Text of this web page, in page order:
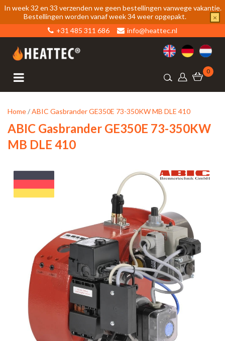
In week 32 en 33 verzenden we geen bestellingen vanwege vakantie.
Bestellingen worden vanaf week 34 weer opgepakt.
×
+31 485 311 686
info@heattec.nl
0
Home/ABIC Gasbrander GE350E 73-350KW MB DLE 410
ABIC Gasbrander GE350E 73-350KW
MB DLE 410